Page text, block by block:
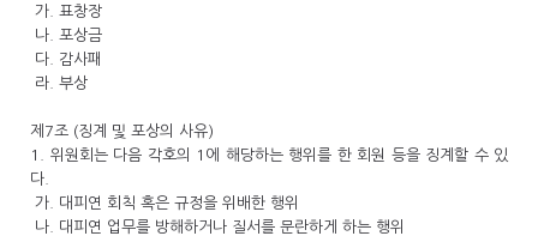
가. 표창장
나. 포상금
다. 감사패
라. 부상
제7조 (징계 및 포상의 사유)
1. 위원회는 다음 각호의 1에 해당하는 행위를 한 회원 등을 징계할 수 있
다.
가. 대피연 회칙 혹은 규정을 위배한 행위
나. 대피연 업무를 방해하거나 질서를 문란하게 하는 행위